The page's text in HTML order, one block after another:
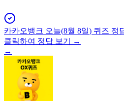
카카오뱅크 오늘(8월 8일) 퀴즈 정
클릭하여 정답 보기 →
→